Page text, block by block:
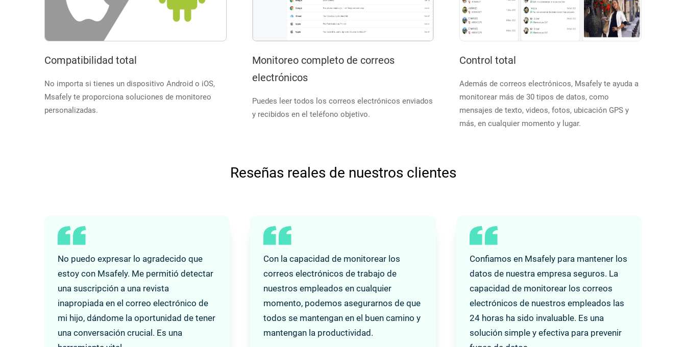
Compatibilidad total
No importa si tienes un dispositivo Android o iOS,
Msafely te proporciona soluciones de monitoreo
personalizadas.
Monitoreo completo de correos
electrónicos
Puedes leer todos los correos electrónicos enviados
y recibidos en el teléfono objetivo.
Control total
Además de correos electrónicos, Msafely te ayuda a
monitorear más de 30 tipos de datos, como
mensajes de texto, videos, fotos, ubicación GPS y
más, en cualquier momento y lugar.
Reseñas reales de nuestros clientes
No puedo expresar lo agradecido que
estoy con Msafely. Me permitió detectar
una suscripción a una revista
inapropiada en el correo electrónico de
mi hijo, dándome la oportunidad de tener
una conversación crucial. Es una
Con la capacidad de monitorear los
correos electrónicos de trabajo de
nuestros empleados en cualquier
momento, podemos asegurarnos de que
todos se mantengan en el buen camino y
mantengan la productividad.
Confiamos en Msafely para mantener los
datos de nuestra empresa seguros. La
capacidad de monitorear los correos
electrónicos de nuestros empleados las
24 horas ha sido invaluable. Es una
solución simple y efectiva para prevenir